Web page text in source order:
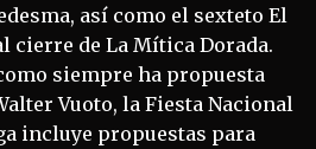
así como el sexteto El
cierre de La Mítica Dorada.
siempre ha propuesta
Vuoto, la Fiesta Nacional
incluye propuestas para